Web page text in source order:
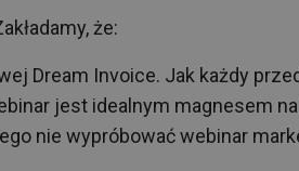
że:
Dream Invoice. Jak każdy
jest idealnym magnesem
nie wypróbować webinar